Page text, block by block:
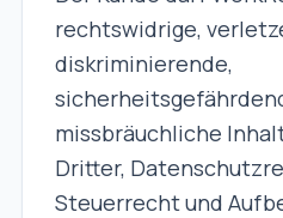
rechtswidrige,
diskriminierende,
missbräuchliche
Dritter,
Steuerrecht und